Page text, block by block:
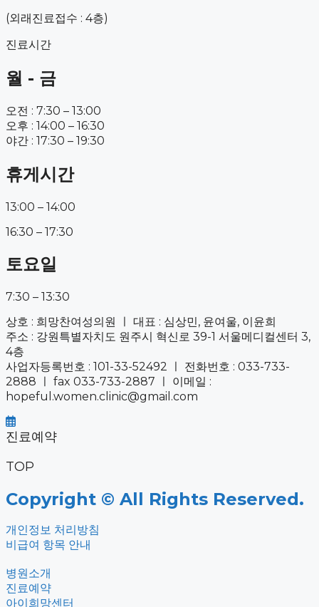
(외래진료접수 : 4층)
진료시간
월 - 금
오전 : 7:30 – 13:00
오후 : 14:00 – 16:30
야간 : 17:30 – 19:30
휴게시간
13:00 – 14:00
16:30 – 17:30
토요일
7:30 – 13:30
상호 : 희망찬여성의원 ㅣ 대표 : 심상민, 윤여울, 이윤희
주소 : 강원특별자치도 원주시 혁신로 39-1 서울메디컬센터 3,
4층
사업자등록번호 : 101-33-52492 ㅣ 전화번호 : 033-733-
2888 ㅣ fax 033-733-2887 ㅣ 이메일 :
hopeful.women.clinic@gmail.com
진료예약
TOP
Copyright © All Rights Reserved.
개인정보 처리방침
비급여 항목 안내
병원소개
진료예약
아이희망센터